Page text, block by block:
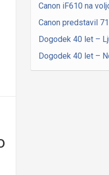
Canon iF610 na
Canon predstavil
Dogodek 40 let –
Dogodek 40 let –